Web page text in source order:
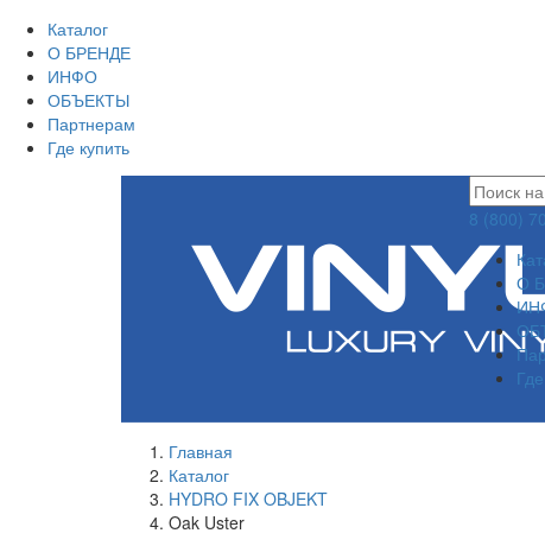
Каталог
О БРЕНДЕ
ИНФО
ОБЪЕКТЫ
Партнерам
Где купить
8 (800)
О
Главная
Каталог
HYDRO FIX OBJEKT
Oak Uster